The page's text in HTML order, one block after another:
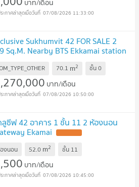
บาท/เดือน
07/08/2026 11:33:00
Sukhumvit 42 FOR SALE 2
Sq.M. Nearby BTS Ekkamai station
70.1 m2 ชั้น0
บาท/เดือน
07/08/2026 10:50:00
ลูซีฟ 42 อาคาร 1 ชั้น 11 2 ห้องนอน
Ekamai
งนอน 52.0 m2 ชั้น 11
บาท/เดือน
07/08/2026 10:45:00